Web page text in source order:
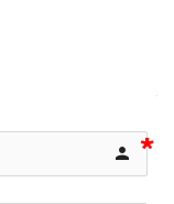
person